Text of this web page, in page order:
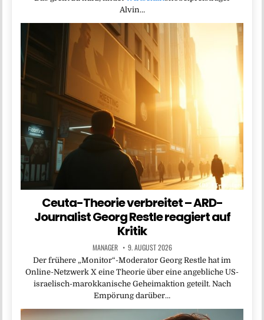
Alvin…
Ceuta-Theorie verbreitet – ARD-
Journalist Georg Restle reagiert auf
Kritik
MANAGER 9. AUGUST 2026
Der frühere „Monitor“-Moderator Georg Restle hat im
Online-Netzwerk X eine Theorie über eine angebliche US-
israelisch-marokkanische Geheimaktion geteilt. Nach
Empörung darüber…